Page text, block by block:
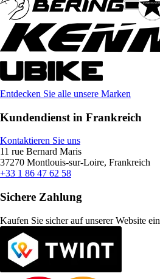
Entdecken Sie alle unsere Marken
Kundendienst in Frankreich
Kontaktieren Sie uns
11 rue Bernard Maris
37270 Montlouis-sur-Loire, Frankreich
+33 1 86 47 62 58
Sichere Zahlung
Kaufen Sie sicher auf unserer Website ein